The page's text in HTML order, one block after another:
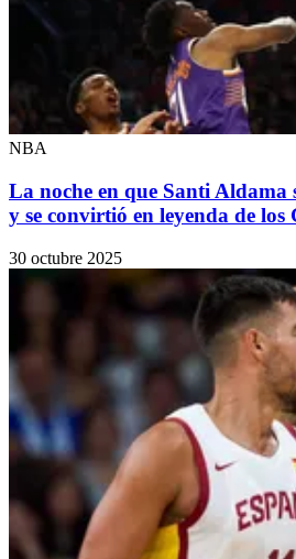
NBA
La noche en que Santi Aldama
y se convirtió en leyenda de los
30 octubre 2025